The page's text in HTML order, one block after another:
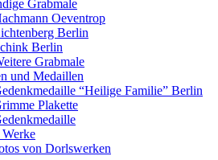
Grabmale
Oeventrop
Berlin
Berlin
Grabmale
und Medaillen
“Heilige Familie” Berlin
Plakette
von Dorlswerken